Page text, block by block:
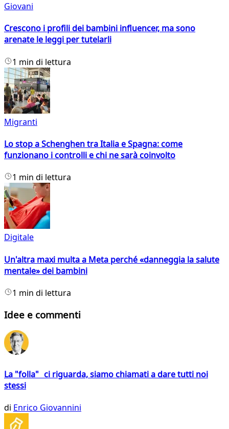
Giovani
Crescono i profili dei bambini influencer, ma sono
arenate le leggi per tutelarli
1 min di lettura
Migranti
Lo stop a Schenghen tra Italia e Spagna: come
funzionano i controlli e chi ne sarà coinvolto
1 min di lettura
Digitale
Un'altra maxi multa a Meta perché «danneggia la salute
mentale» dei bambini
1 min di lettura
Idee e commenti
La "folla" ci riguarda, siamo chiamati a dare tutti noi
stessi
di Enrico Giovannini